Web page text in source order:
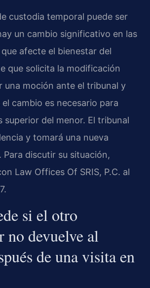
custodia temporal puede ser
un cambio significativo en las
afecte el bienestar del
que solicita la modificación
una moción ante el tribunal y
cambio es necesario para
superior del menor. El tribunal
y tomará una nueva
discutir su situación,
Law Offices Of SRIS, P.C. al
si el otro
no devuelve al
de una visita en